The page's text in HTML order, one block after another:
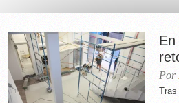
LA PIEDRA DE SÍSIFO
EL SACAPUNTAS
TODAS LAS BANDERAS
ROTAS
EL RINCÓN DEL LECTOR
SOCIEDAD
BREVES
Por
Tras